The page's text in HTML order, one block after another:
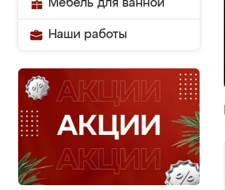
Мебель для ванной
Наши работы